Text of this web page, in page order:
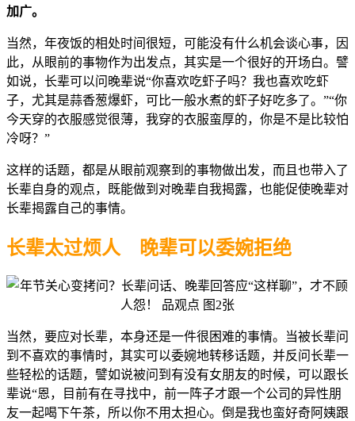
加广。
当然，年夜饭的相处时间很短，可能没有什么机会谈心事，因
此，从眼前的事物作为出发点，其实是一个很好的开场白。譬
如说，长辈可以问晚辈说“你喜欢吃虾子吗？我也喜欢吃虾
子，尤其是蒜香葱爆虾，可比一般水煮的虾子好吃多了。”“你
今天穿的衣服感觉很薄，我穿的衣服蛮厚的，你是不是比较怕
冷呀？”
这样的话题，都是从眼前观察到的事物做出发，而且也带入了
长辈自身的观点，既能做到对晚辈自我揭露，也能促使晚辈对
长辈揭露自己的事情。
长辈太过烦人 晚辈可以委婉拒绝
当然，要应对长辈，本身还是一件很困难的事情。当被长辈问
到不喜欢的事情时，其实可以委婉地转移话题，并反问长辈一
些轻松的话题，譬如说被问到有没有女朋友的时候，可以跟长
辈说“恩，目前有在寻找中，前一阵子才跟一个公司的异性朋
友一起喝下午茶，所以你不用太担心。倒是我也蛮好奇阿姨跟